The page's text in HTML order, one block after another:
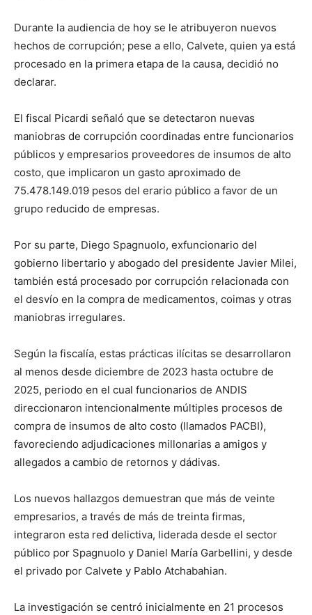
Durante la audiencia de hoy se le atribuyeron nuevos
hechos de corrupción; pese a ello, Calvete, quien ya está
procesado en la primera etapa de la causa, decidió no
declarar.
El fiscal Picardi señaló que se detectaron nuevas
maniobras de corrupción coordinadas entre funcionarios
públicos y empresarios proveedores de insumos de alto
costo, que implicaron un gasto aproximado de
75.478.149.019 pesos del erario público a favor de un
grupo reducido de empresas.
Por su parte, Diego Spagnuolo, exfuncionario del
gobierno libertario y abogado del presidente Javier Milei,
también está procesado por corrupción relacionada con
el desvío en la compra de medicamentos, coimas y otras
maniobras irregulares.
Según la fiscalía, estas prácticas ilícitas se desarrollaron
al menos desde diciembre de 2023 hasta octubre de
2025, periodo en el cual funcionarios de ANDIS
direccionaron intencionalmente múltiples procesos de
compra de insumos de alto costo (llamados PACBI),
favoreciendo adjudicaciones millonarias a amigos y
allegados a cambio de retornos y dádivas.
Los nuevos hallazgos demuestran que más de veinte
empresarios, a través de más de treinta firmas,
integraron esta red delictiva, liderada desde el sector
público por Spagnuolo y Daniel María Garbellini, y desde
el privado por Calvete y Pablo Atchabahian.
La investigación se centró inicialmente en 21 procesos